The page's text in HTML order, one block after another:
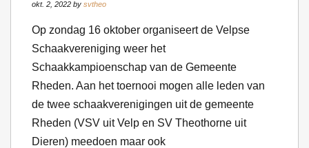
okt. 2, 2022 by svtheo
Op zondag 16 oktober organiseert de Velpse
Schaakvereniging weer het
Schaakkampioenschap van de Gemeente
Rheden. Aan het toernooi mogen alle leden van
de twee schaakverenigingen uit de gemeente
Rheden (VSV uit Velp en SV Theothorne uit
Dieren) meedoen maar ook